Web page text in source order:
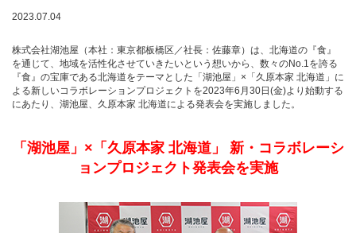
2023.07.04
株式会社湖池屋（本社：東京都板橋区／社長：佐藤章）は、北海道の『食』
を通じて、地域を活性化させていきたいという想いから、数々のNo.1を誇る
『食』の宝庫である北海道をテーマとした「湖池屋」×「久原本家 北海道」に
よる新しいコラボレーションプロジェクトを2023年6月30日(金)より始動する
にあたり、湖池屋、久原本家 北海道による発表会を実施しました。
「湖池屋」×「久原本家 北海道」 新・コラボレーシ
ョンプロジェクト発表会を実施